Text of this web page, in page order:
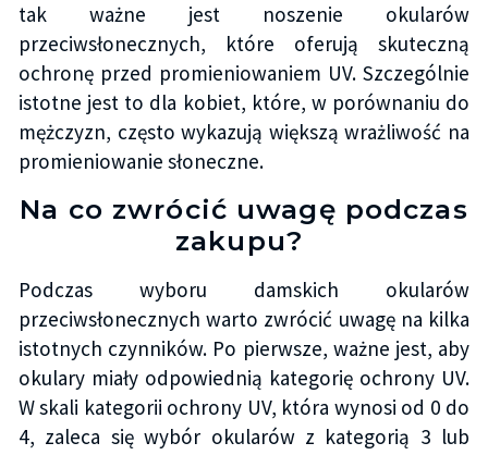
tak ważne jest noszenie okularów
przeciwsłonecznych, które oferują skuteczną
ochronę przed promieniowaniem UV. Szczególnie
istotne jest to dla kobiet, które, w porównaniu do
mężczyzn, często wykazują większą wrażliwość na
promieniowanie słoneczne.
Na co zwrócić uwagę podczas
zakupu?
Podczas wyboru damskich okularów
przeciwsłonecznych warto zwrócić uwagę na kilka
istotnych czynników. Po pierwsze, ważne jest, aby
okulary miały odpowiednią kategorię ochrony UV.
W skali kategorii ochrony UV, która wynosi od 0 do
4, zaleca się wybór okularów z kategorią 3 lub